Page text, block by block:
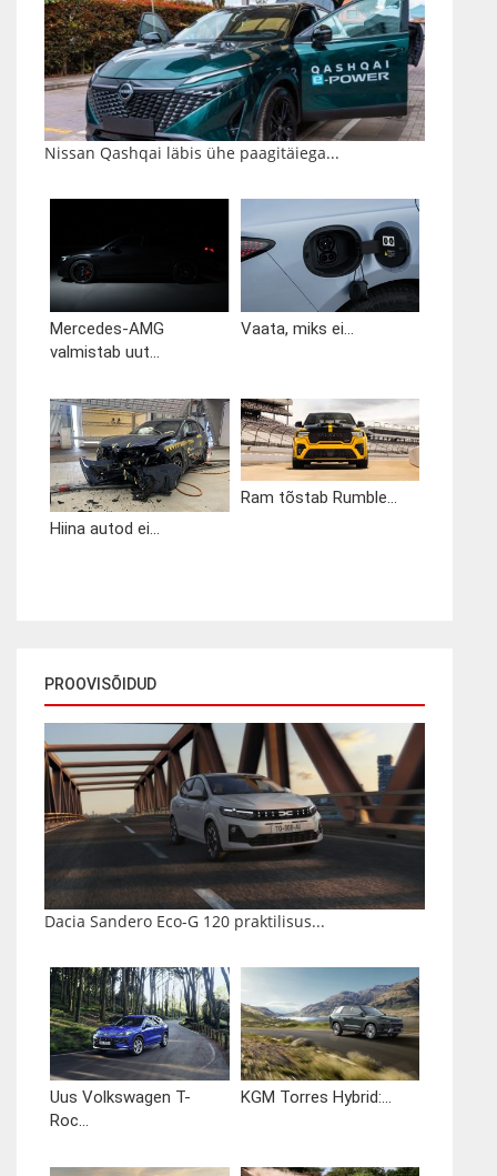
Nissan Qashqai läbis ühe paagitäiega...
Mercedes-AMG
valmistab uut...
Vaata, miks ei...
Hiina autod ei...
Ram tõstab Rumble...
PROOVISÕIDUD
Dacia Sandero Eco-G 120 praktilisus...
Uus Volkswagen T-
Roc...
KGM Torres Hybrid:...